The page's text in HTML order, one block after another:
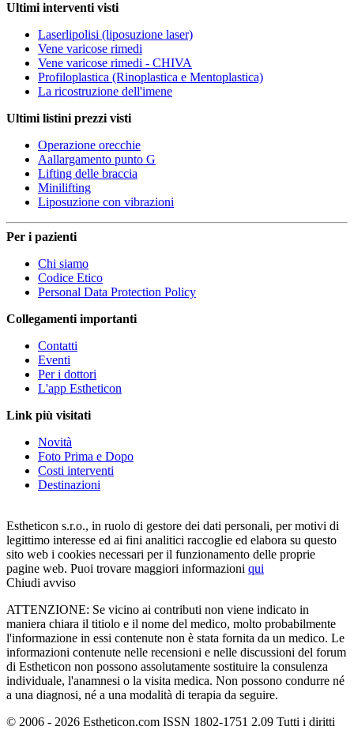
Ultimi interventi visti
Laserlipolisi (liposuzione laser)
Vene varicose rimedi
Vene varicose rimedi - CHIVA
Profiloplastica (Rinoplastica e Mentoplastica)
La ricostruzione dell'imene
Ultimi listini prezzi visti
Operazione orecchie
Aallargamento punto G
Lifting delle braccia
Minilifting
Liposuzione con vibrazioni
Per i pazienti
Chi siamo
Codice Etico
Personal Data Protection Policy
Collegamenti importanti
Contatti
Eventi
Per i dottori
L'app Estheticon
Link più visitati
Novità
Foto Prima e Dopo
Costi interventi
Destinazioni
Estheticon s.r.o., in ruolo di gestore dei dati personali, per motivi di
legittimo interesse ed ai fini analitici raccoglie ed elabora su questo
sito web i cookies necessari per il funzionamento delle proprie
pagine web. Puoi trovare maggiori informazioni qui
Chiudi avviso
ATTENZIONE: Se vicino ai contributi non viene indicato in
maniera chiara il titiolo e il nome del medico, molto probabilmente
l'informazione in essi contenute non è stata fornita da un medico. Le
informazioni contenute nelle recensioni e nelle discussioni del forum
di Estheticon non possono assolutamente sostituire la consulenza
individuale, l'anamnesi o la visita medica. Non possono condurre né
a una diagnosi, né a una modalità di terapia da seguire.
© 2006 - 2026 Estheticon.com ISSN 1802-1751 2.09 Tutti i diritti